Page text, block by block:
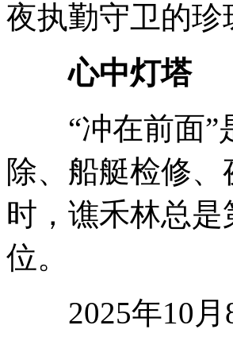
夜执勤守卫的
心中灯塔
“冲在前面”
除、船艇检修
时，谯禾林总
位。
2025年10月8